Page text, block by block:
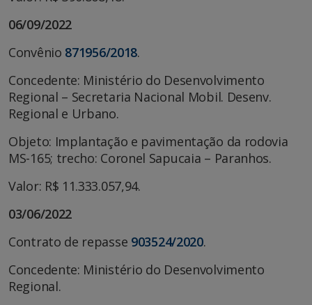
06/09/2022
Convênio 871956/2018.
Concedente: Ministério do Desenvolvimento
Regional – Secretaria Nacional Mobil. Desenv.
Regional e Urbano.
Objeto: Implantação e pavimentação da rodovia
MS-165; trecho: Coronel Sapucaia – Paranhos.
Valor: R$ 11.333.057,94.
03/06/2022
Contrato de repasse 903524/2020.
Concedente: Ministério do Desenvolvimento
Regional.